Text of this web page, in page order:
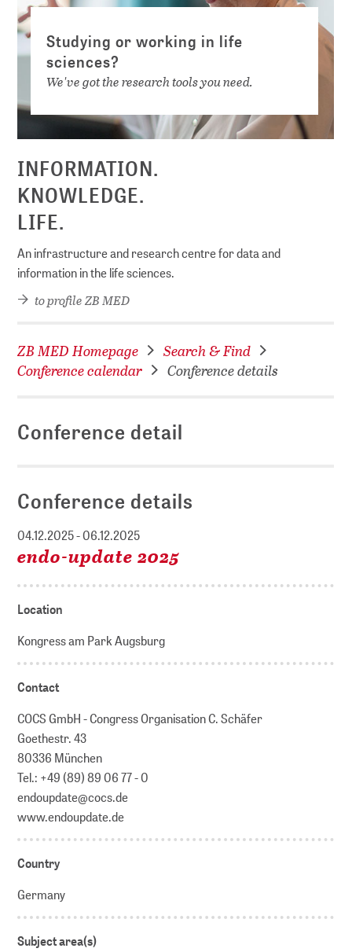
Studying or working in life
sciences?
We've got the research tools you need.
INFORMATION.
KNOWLEDGE.
LIFE.
An infrastructure and research centre for data and
information in the life sciences.
to profile ZB MED
ZB MED Homepage
Search & Find
Conference calendar
Conference details
Conference detail
Conference details
04.12.2025 - 06.12.2025
endo-update 2025
Location
Kongress am Park Augsburg
Contact
COCS GmbH - Congress Organisation C. Schäfer
Goethestr. 43
80336 München
Tel.: +49 (89) 89 06 77 - 0
endoupdate@cocs.de
www.endoupdate.de
Country
Germany
Subject area(s)